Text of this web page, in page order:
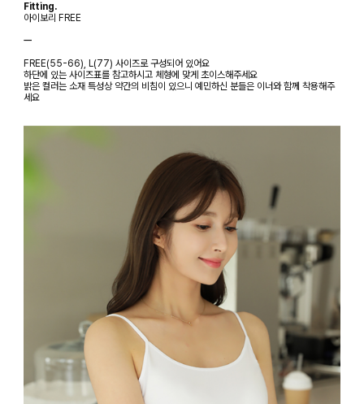
Fitting.
아이보리 FREE
ㅡ
FREE(55-66), L(77) 사이즈로 구성되어 있어요
하단에 있는 사이즈표를 참고하시고 체형에 맞게 초이스해주세요
밝은 컬러는 소재 특성상 약간의 비침이 있으니 예민하신 분들은 이너와 함께 착용해주
세요